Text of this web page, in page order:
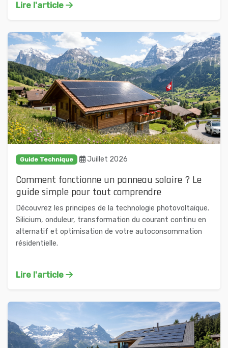
Lire l'article
Guide Technique Juillet 2026
Comment fonctionne un panneau solaire ? Le
guide simple pour tout comprendre
Découvrez les principes de la technologie photovoltaïque.
Silicium, onduleur, transformation du courant continu en
alternatif et optimisation de votre autoconsommation
résidentielle.
Lire l'article